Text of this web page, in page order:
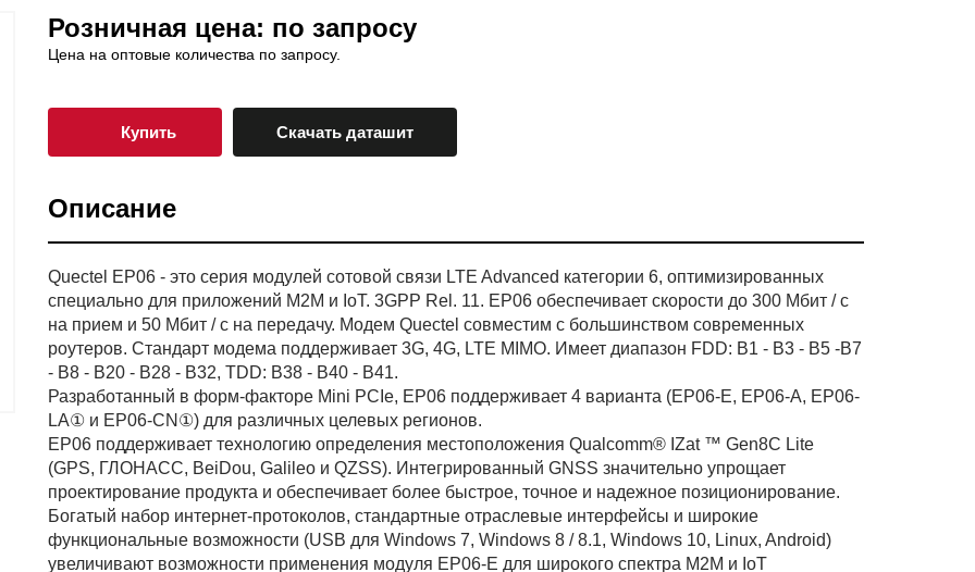
Розничная цена: по запросу
Цена на оптовые количества по запросу.
Купить Скачать даташит
Описание
Quectel EP06 - это серия модулей сотовой связи LTE Advanced категории 6, оптимизированных
специально для приложений M2M и IoT. 3GPP Rel. 11. EP06 обеспечивает скорости до 300 Мбит / с
на прием и 50 Мбит / с на передачу. Модем Quectel совместим с большинством современных
роутеров. Стандарт модема поддерживает 3G, 4G, LTE MIMO. Имеет диапазон FDD: B1 - B3 - B5 -B7
- B8 - B20 - B28 - B32, TDD: B38 - B40 - B41.
Разработанный в форм-факторе Mini PCIe, EP06 поддерживает 4 варианта (EP06-E, EP06-A, EP06-
LA① и EP06-CN①) для различных целевых регионов.
EP06 поддерживает технологию определения местоположения Qualcomm® IZat ™ Gen8C Lite
(GPS, ГЛОНАСС, BeiDou, Galileo и QZSS). Интегрированный GNSS значительно упрощает
проектирование продукта и обеспечивает более быстрое, точное и надежное позиционирование.
Богатый набор интернет-протоколов, стандартные отраслевые интерфейсы и широкие
функциональные возможности (USB для Windows 7, Windows 8 / 8.1, Windows 10, Linux, Android)
увеличивают возможности применения модуля EP06-E для широкого спектра M2M и IoT